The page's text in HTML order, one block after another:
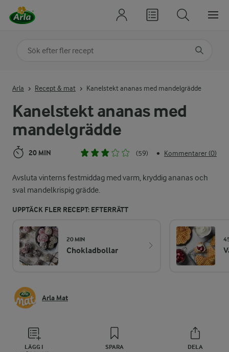
Kanelstekt ananas med
mandelgrädde
20 MIN (59) • Kommentarer (0)
Avsluta vinterns festmiddag med varm, kryddig ananas och
sval mandelkrispig grädde.
UPPTÄCK FLER RECEPT: EFTERRÄTT
20 MIN
Chokladbollar
Arla Mat
LÄGG I
SPARA DELA
Arla Recept & mat Kanelstekt ananas med mandelgrädde
Sök på kategori eller ingrediens